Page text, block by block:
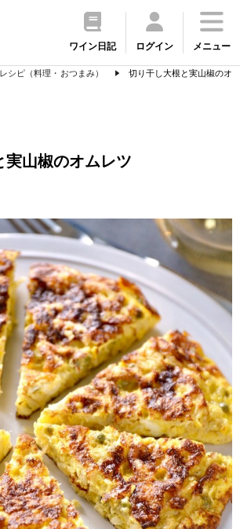
ワイン日記 ログイン メニュー
シピ（料理・おつまみ）
切り干し大根と実山椒のオ
実山椒のオムレツ